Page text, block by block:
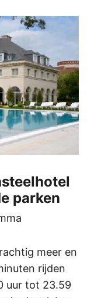
parken
meer en
rijden
uur tot 23.59